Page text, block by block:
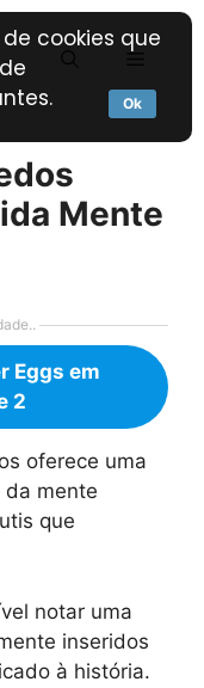
Mente
Eggs em
2
oferece uma
da mente
que
notar uma
inseridos
à história.
cookies que
Ok